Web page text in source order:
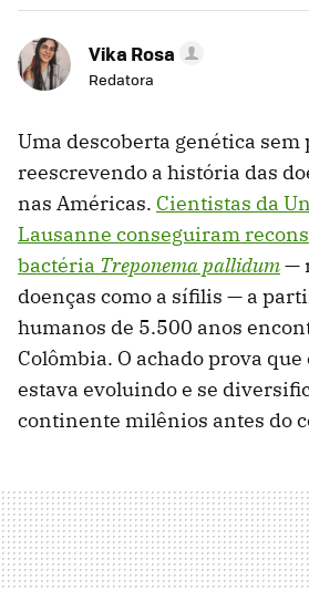
Vika Rosa
Redatora
Uma descoberta genética sem
reescrevendo a história das
nas Américas. Cientistas da
Lausanne conseguiram
bactéria Treponema pallidum—
doenças como a sífilis — a
humanos de 5.500 anos
Colômbia. O achado prova que
estava evoluindo e se
continente milênios antes do